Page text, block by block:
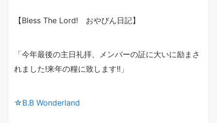
【Bless The Lord! おやびん日記】
「今年最後の主日礼拝、メンバーの証に大いに励まさ
れました!来年の糧に致します!!」
☆B.B Wonderland